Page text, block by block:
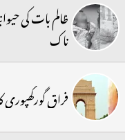
ظالم بات کی
ناک
فراق